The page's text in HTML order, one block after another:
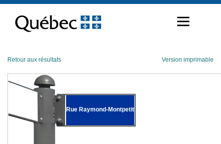
contenu
Retour aux résultats Version imprimable
Rue Raymond-Montpetit